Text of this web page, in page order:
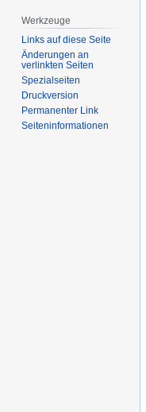
Werkzeuge
Links auf diese Seite
Änderungen an
verlinkten Seiten
Spezialseiten
Druckversion
Permanenter Link
Seiten­­informationen